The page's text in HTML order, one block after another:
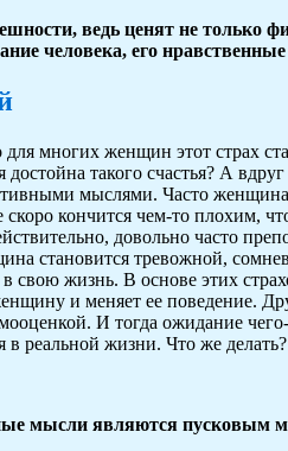
ведь ценят не только
человека, его нравственные
многих женщин этот страх
такого счастья? А
мыслями. Часто
скоро кончится чем-то плохим,
довольно часто
становится тревожной,
свою жизнь. В основе этих
и меняет ее поведение.
И тогда ожидание
реальной жизни. Что же
мысли являются пусковым